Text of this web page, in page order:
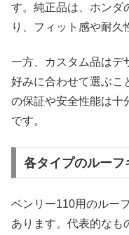
す。純正品は、ホンダ
り、フィット感や耐久
一方、カスタム品はデ
好みに合わせて選ぶこ
の保証や安全性能は十
です。
各タイプのルーフ
ベンリー110用のルー
あります。代表的なも